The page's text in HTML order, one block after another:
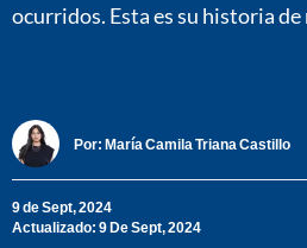
ocurridos. Esta es su historia
Por: María Camila Triana Castillo
9 de Sept, 2024
Actualizado: 9 De Sept, 2024